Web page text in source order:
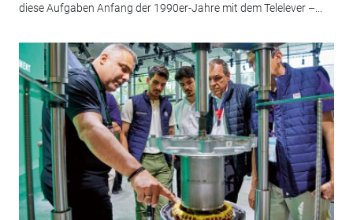
diese Aufgaben Anfang der 1990er-Jahre mit dem Telelever –...